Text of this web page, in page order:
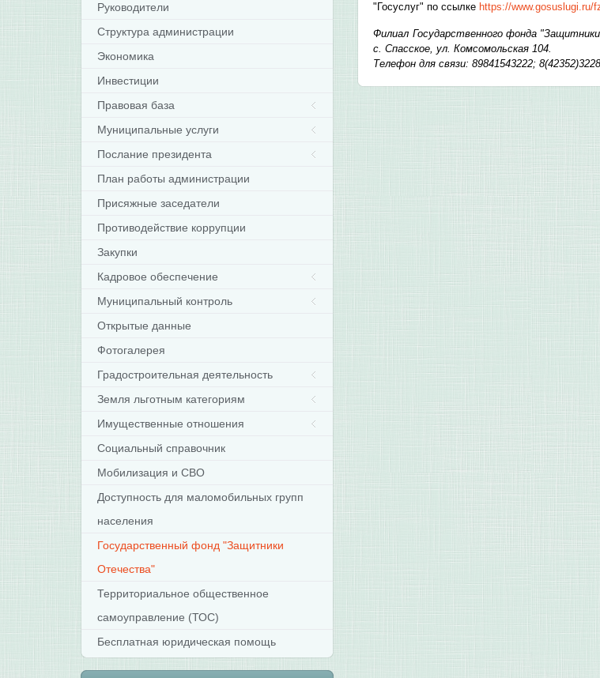
"Госуслуг" по ссылке https://www.gosuslugi.ru/
Филиал Государственного фонда
с. Спасское, ул. Комсомольская 104.
Телефон для связи: 89841543222;
Руководители
Структура администрации
Экономика
Инвестиции
Правовая база
Муниципальные услуги
Послание президента
План работы администрации
Присяжные заседатели
Противодействие коррупции
Закупки
Кадровое обеспечение
Муниципальный контроль
Открытые данные
Фотогалерея
Градостроительная деятельность
Земля льготным категориям
Имущественные отношения
Социальный справочник
Мобилизация и СВО
Доступность для маломобильных групп
населения
Государственный фонд "Защитники
Отечества"
Территориальное общественное
самоуправление (ТОС)
Бесплатная юридическая помощь